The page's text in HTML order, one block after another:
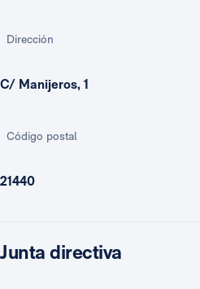
Dirección
C/ Manijeros, 1
Código postal
21440
Junta directiva